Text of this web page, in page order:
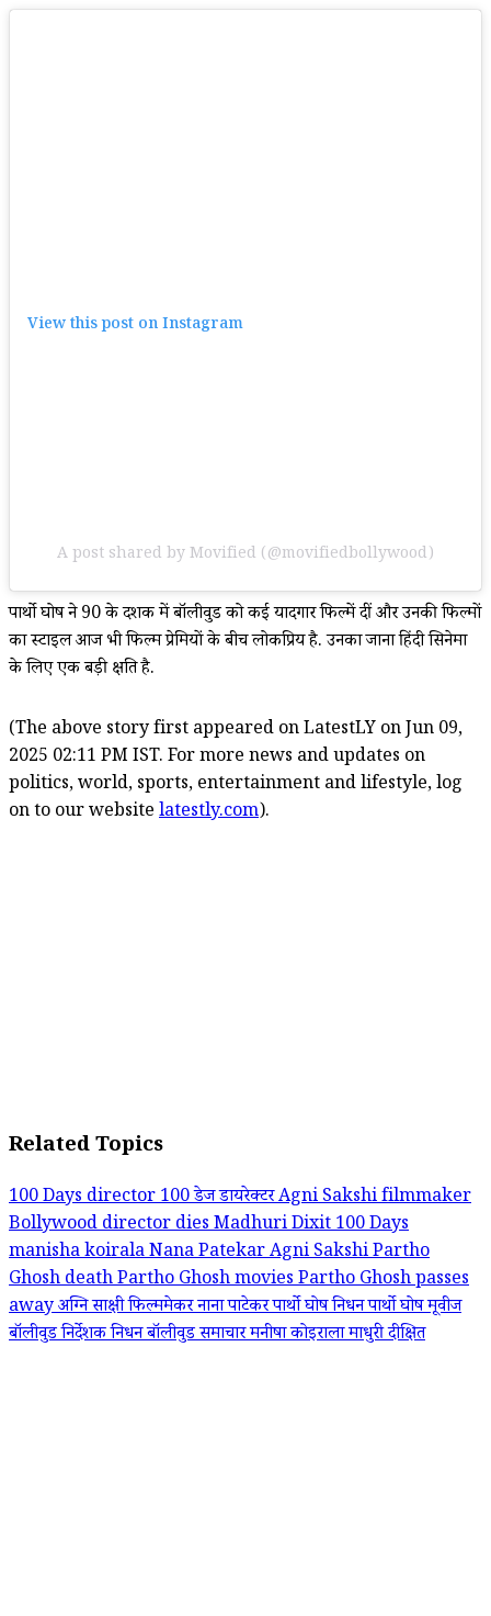
View this post on Instagram
A post shared by Movified (@movifiedbollywood)
पार्थो घोष ने 90 के दशक में बॉलीवुड को कई यादगार फिल्में दीं और उनकी फिल्मों
का स्टाइल आज भी फिल्म प्रेमियों के बीच लोकप्रिय है. उनका जाना हिंदी सिनेमा
के लिए एक बड़ी क्षति है.
(The above story first appeared on LatestLY on Jun 09,
2025 02:11 PM IST. For more news and updates on
politics, world, sports, entertainment and lifestyle, log
on to our website latestly.com).
Related Topics
100 Days director100 डेज डायरेक्टरAgni Sakshi filmmaker
Bollywood director diesMadhuri Dixit 100 Days
manisha koiralaNana Patekar Agni SakshiPartho
Ghosh deathPartho Ghosh moviesPartho Ghosh passes
awayअग्नि साक्षी फिल्ममेकरनाना पाटेकरपार्थो घोष निधनपार्थो घोष मूवीज
बॉलीवुड निर्देशक निधनबॉलीवुड समाचारमनीषा कोइरालामाधुरी दीक्षित